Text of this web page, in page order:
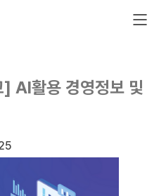
AI활용 경영정보 및